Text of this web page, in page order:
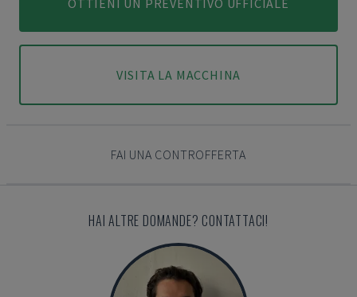
OTTIENI UN PREVENTIVO UFFICIALE
VISITA LA MACCHINA
FAI UNA CONTROFFERTA
HAI ALTRE DOMANDE? CONTATTACI!